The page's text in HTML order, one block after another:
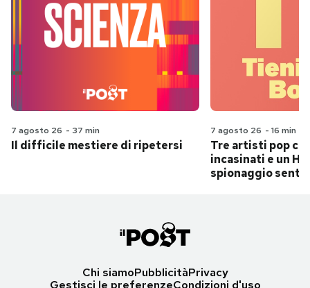
7 agosto 26 - 37 min
Il difficile mestiere di ripetersi
7 agosto 26 - 16 min
Tre artisti pop
incasinati e un
spionaggio
Chi siamoPubblicitàPrivacy
Gestisci le preferenzeCondizioni d'uso